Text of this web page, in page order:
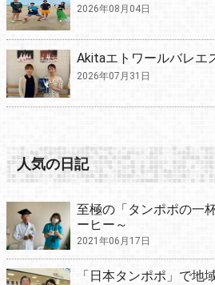
2026年08月04日
Akitaエトワールバレエ
2026年07月31日
人気の日記
至極の「タンポポの一
ーヒー～
2021年06月17日
「日本タンポポ」で地